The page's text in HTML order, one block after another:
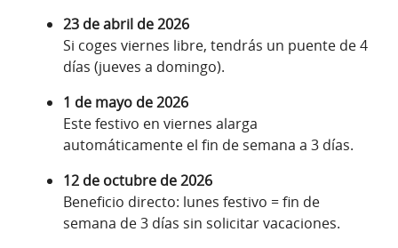
23 de abril de 2026
Si coges viernes libre, tendrás un puente de 4
días (jueves a domingo).
1 de mayo de 2026
Este festivo en viernes alarga
automáticamente el fin de semana a 3 días.
12 de octubre de 2026
Beneficio directo: lunes festivo = fin de
semana de 3 días sin solicitar vacaciones.